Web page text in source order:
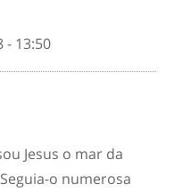
- 13:50
Jesus o mar da
o numerosa